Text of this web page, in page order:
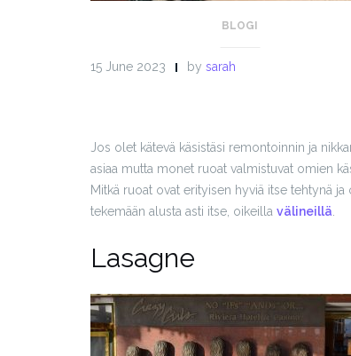
BLOGI
15 June 2023 by sarah
Jos olet kätevä käsistäsi remontoinnin ja
asiaa mutta monet ruoat valmistuvat omien
Mitkä ruoat ovat erityisen hyviä itse tehtynä
tekemään alusta asti itse, oikeilla välineillä
Lasagne